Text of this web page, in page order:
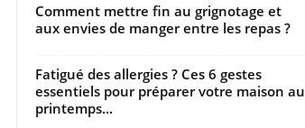
Comment mettre fin au grignotage et
aux envies de manger entre les repas ?
Fatigué des allergies ? Ces 6 gestes
essentiels pour préparer votre maison au
printemps...